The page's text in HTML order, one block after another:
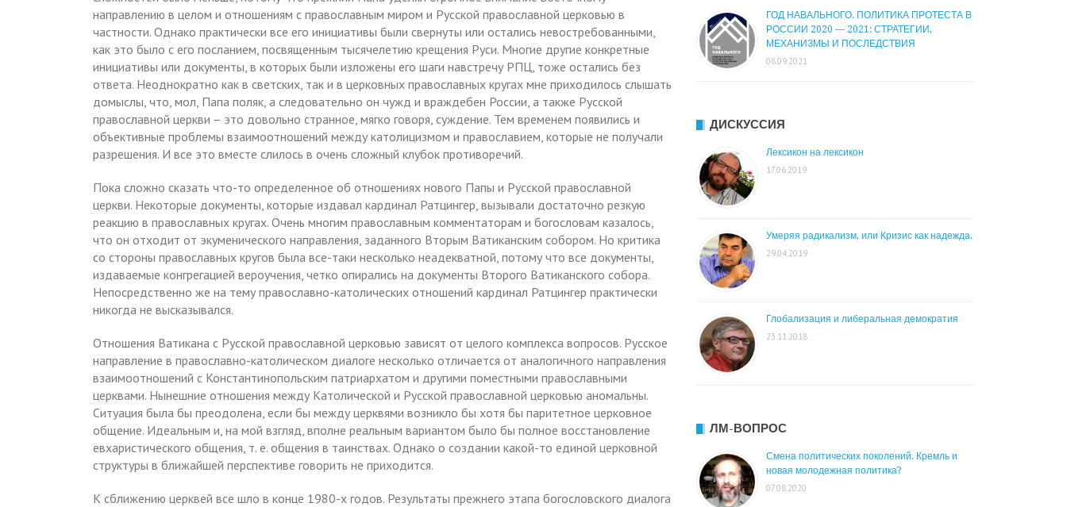
направлению в целом и отношениям с православным миром и Русской православной церковью в
частности. Однако практически все его инициативы были свернуты или остались невостребованными,
как это было с его посланием, посвященным тысячелетию крещения Руси. Многие другие конкретные
инициативы или документы, в которых были изложены его шаги навстречу РПЦ, тоже остались без
ответа. Неоднократно как в светских, так и в церковных православных кругах мне приходилось слышать
домыслы, что, мол, Папа поляк, а следовательно он чужд и враждебен России, а также Русской
православной церкви – это довольно странное, мягко говоря, суждение. Тем временем появились и
объективные проблемы взаимоотношений между католицизмом и православием, которые не получали
разрешения. И все это вместе слилось в очень сложный клубок противоречий.
Пока сложно сказать что-то определенное об отношениях нового Папы и Русской православной
церкви. Некоторые документы, которые издавал кардинал Ратцингер, вызывали достаточно резкую
реакцию в православных кругах. Очень многим православным комментаторам и богословам казалось,
что он отходит от экуменического направления, заданного Вторым Ватиканским собором. Но критика
со стороны православных кругов была все-таки несколько неадекватной, потому что все документы,
издаваемые конгрегацией вероучения, четко опирались на документы Второго Ватиканского собора.
Непосредственно же на тему православно-католических отношений кардинал Ратцингер практически
никогда не высказывался.
Отношения Ватикана с Русской православной церковью зависят от целого комплекса вопросов. Русское
направление в православно-католическом диалоге несколько отличается от аналогичного направления
взаимоотношений с Константинопольским патриархатом и другими поместными православными
церквами. Нынешние отношения между Католической и Русской православной церковью аномальны.
Ситуация была бы преодолена, если бы между церквями возникло бы хотя бы паритетное церковное
общение. Идеальным и, на мой взгляд, вполне реальным вариантом было бы полное восстановление
евхаристического общения, т. е. общения в таинствах. Однако о создании какой-то единой церковной
структуры в ближайшей перспективе говорить не приходится.
К сближению церквей все шло в конце 1980-х годов. Результаты прежнего этапа богословского диалога
ГОД НАВАЛЬНОГО. ПОЛИТИКА ПРОТЕСТА В
РОССИИ 2020 — 2021: СТРАТЕГИИ,
МЕХАНИЗМЫ И ПОСЛЕДСТВИЯ
08.09.2021
ДИСКУССИЯ
Лексикон на лексикон
17.06.2019
Умеряя радикализм, или Кризис как надежда.
29.04.2019
Глобализация и либеральная демократия
23.11.2018
ЛМ-ВОПРОС
Смена политических поколений. Кремль и
новая молодежная политика?
07.08.2020